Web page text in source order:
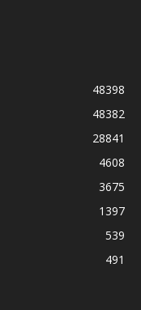
48398
48382
28841
4608
3675
1397
539
491